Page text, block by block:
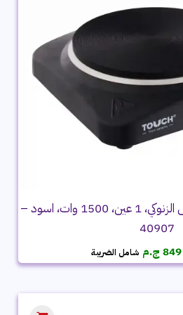
بوتجاز مسطح كهرباء تاتش الزنوكي، 1 عين، 1500 وات، اسود –
40907
السعر
الأصلي
999 ج.م.
849 ج.م السعر
الحالي
849 ج.م.
شامل الضريبة